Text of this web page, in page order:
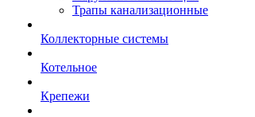
Трапы канализационные
Коллекторные системы
Котельное
Крепежи